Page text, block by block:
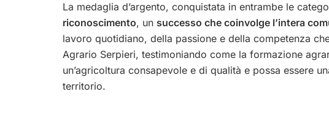
La medaglia d’argento, conquistata in entrambe le
riconoscimento, un successo che coinvolge l’intera
lavoro quotidiano, della passione e della competenza
Agrario Serpieri, testimoniando come la formazione
un’agricoltura consapevole e di qualità e possa essere
territorio.